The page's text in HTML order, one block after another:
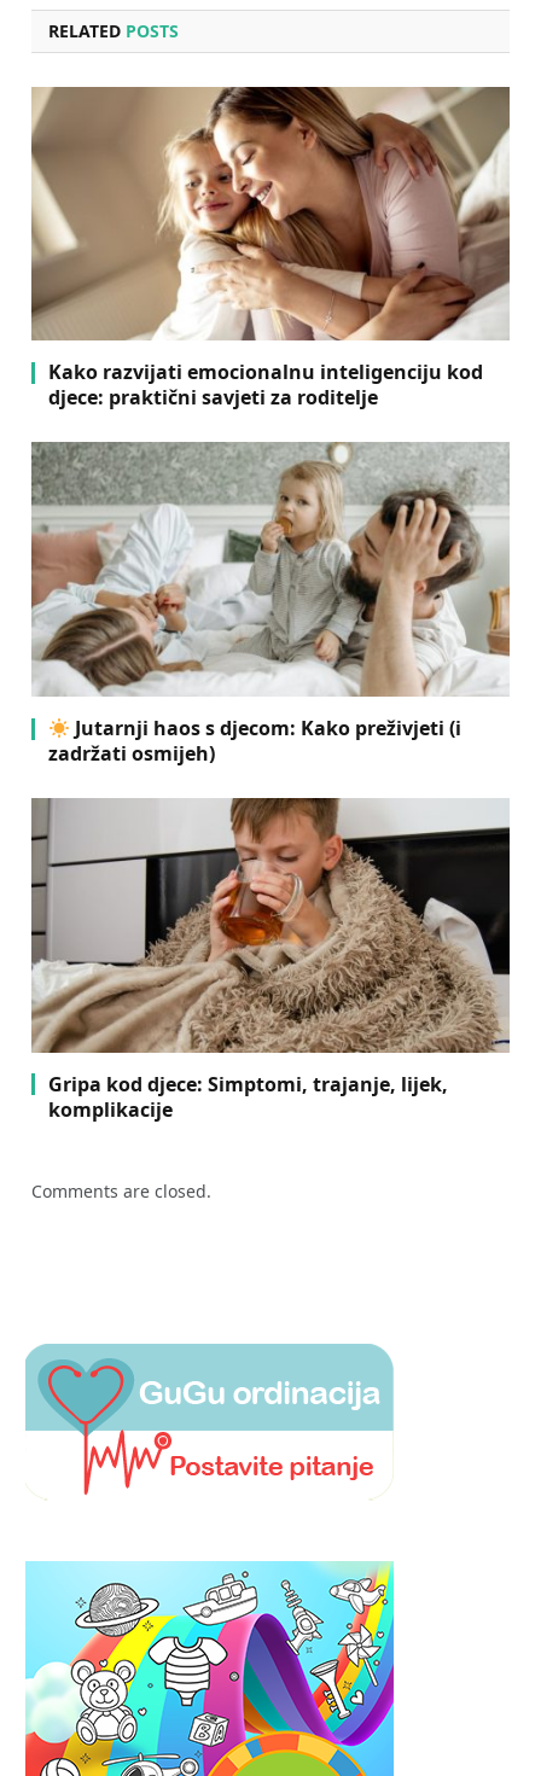
RELATED POSTS
Kako razvijati emocionalnu inteligenciju kod
djece: praktični savjeti za roditelje
Jutarnji haos s djecom: Kako preživjeti (i
zadržati osmijeh)
Gripa kod djece: Simptomi, trajanje, lijek,
komplikacije
Comments are closed.